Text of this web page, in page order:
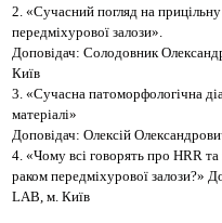
2. «Сучасний погляд на
передміхурової залози».
Доповідач: Солодовник
Київ
3. «Сучасна патоморфологічна
матеріалі»
Доповідач: Олексій
4. «Чому всі говорять про HRR та
раком передміхурової залози?»
LAB, м. Київ